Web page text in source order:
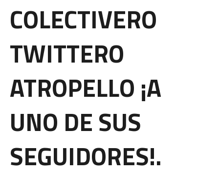
COLECTIVERO
TWITTERO
ATROPELLO ¡A
UNO DE SUS
SEGUIDORES!.